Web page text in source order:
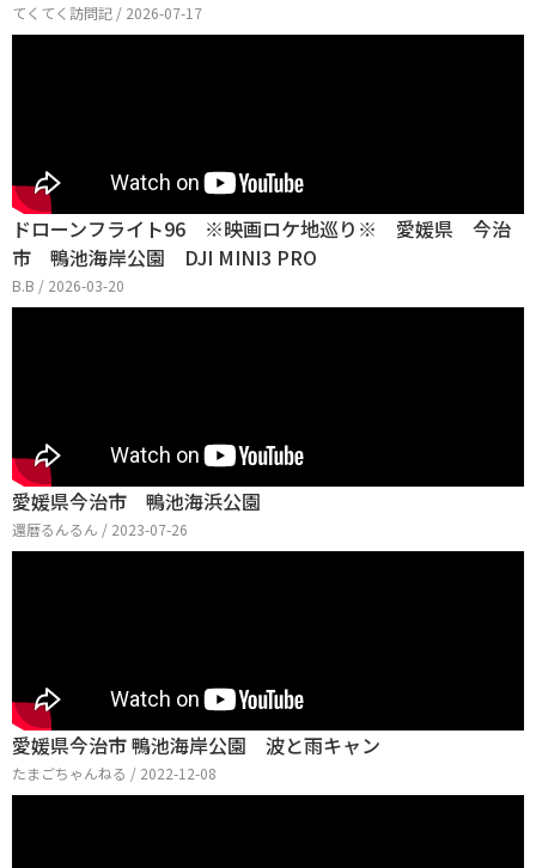
てくてく訪問記 / 2026-07-17
ドローンフライト96 ※映画ロケ地巡り※ 愛媛県 今治
市 鴨池海岸公園 DJI MINI3 PRO
B.B / 2026-03-20
愛媛県今治市 鴨池海浜公園
還暦るんるん / 2023-07-26
愛媛県今治市 鴨池海岸公園 波と雨キャン
たまごちゃんねる / 2022-12-08